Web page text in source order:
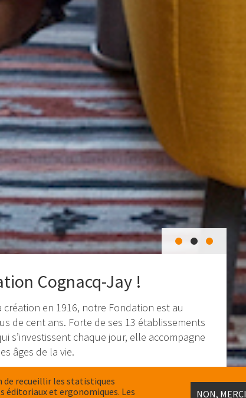
Cognacq-Jay !
en 1916, notre Fondation est au
de cent ans. Forte de ses 13 établissements
s’investissent chaque jour, elle accompagne
âges de la vie.
de recueillir les statistiques
éditoriaux et ergonomiques. Les
NON, MERCI